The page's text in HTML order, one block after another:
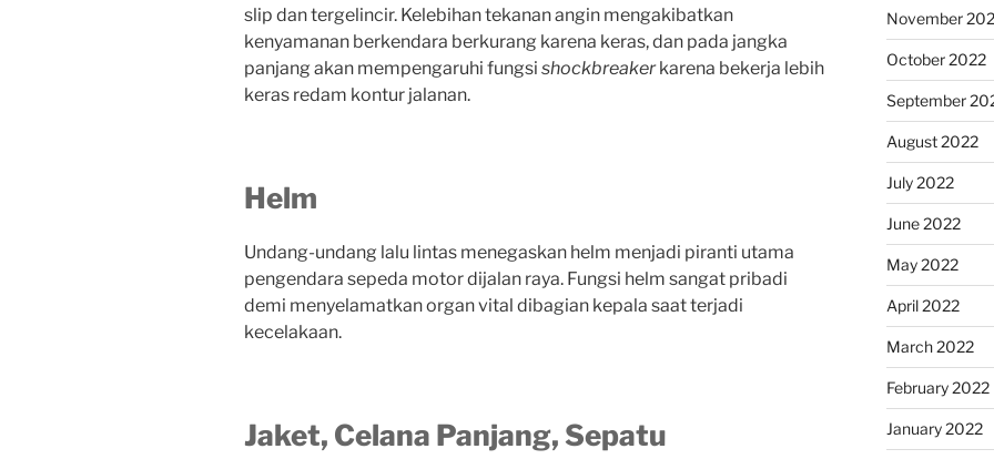
slip dan tergelincir. Kelebihan tekanan angin mengakibatkan
kenyamanan berkendara berkurang karena keras, dan pada jangka
panjang akan mempengaruhi fungsi shockbreakerkarena bekerja lebih
keras redam kontur jalanan.
Helm
Undang-undang lalu lintas menegaskan helm menjadi piranti utama
pengendara sepeda motor dijalan raya. Fungsi helm sangat pribadi
demi menyelamatkan organ vital dibagian kepala saat terjadi
kecelakaan.
Jaket, Celana Panjang, Sepatu
November
October 2022
September
August 2022
July 2022
June 2022
May 2022
April 2022
March 2022
February 2022
January 2022